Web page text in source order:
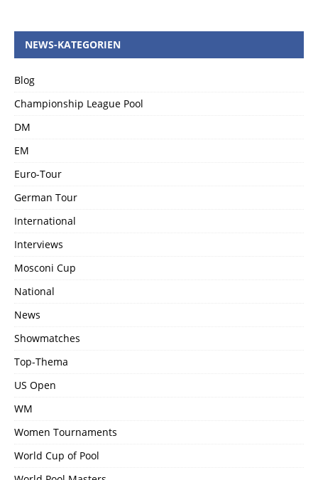
NEWS-KATEGORIEN
Blog
Championship League Pool
DM
EM
Euro-Tour
German Tour
International
Interviews
Mosconi Cup
National
News
Showmatches
Top-Thema
US Open
WM
Women Tournaments
World Cup of Pool